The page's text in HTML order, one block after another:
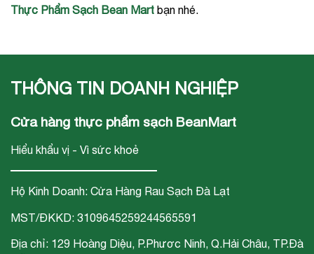
Thực Phẩm Sạch Bean Mart bạn nhé.
THÔNG TIN DOANH NGHIỆP
Cửa hàng thực phẩm sạch BeanMart
Hiểu khẩu vị - Vì sức khoẻ
Hộ Kinh Doanh: Cửa Hàng Rau Sạch Đà Lạt
MST/ĐKKD: 3109645259244565591
Địa chỉ: 129 Hoàng Diệu, P.Phươc Ninh, Q.Hải Châu, TP.Đà